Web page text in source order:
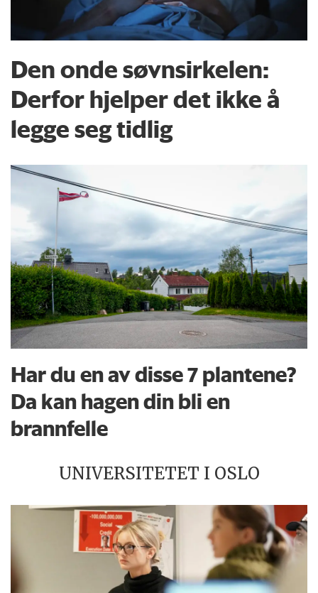
Den onde søvnsirkelen:
Derfor hjelper det ikke å
legge seg tidlig
Har du en av disse 7 plantene?
Da kan hagen din bli en
brannfelle
UNIVERSITETET I OSLO